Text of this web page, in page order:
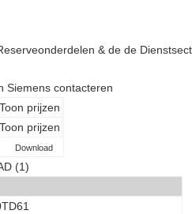
& de de
Siemens contacteren
Toon prijzen
Toon prijzen
Download
(1)